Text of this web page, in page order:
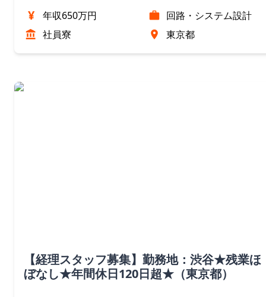
¥ 年収650万円
回路・システム設計
社員寮
東京都
【経理スタッフ募集】勤務地：渋谷★残業ほ
ぼなし★年間休日120日超★（東京都）